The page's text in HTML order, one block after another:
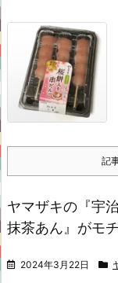
記
ヤマザキの『宇
抹茶あん』がモ
2024年3月22日